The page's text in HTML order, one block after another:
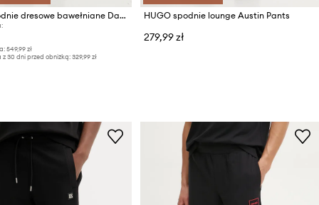
HUGO spodnie dresowe bawełniane Danopan
549,99 zł
z 30 dni przed obniżką: 329,99 zł
HUGO spodnie lounge Austin Pants
279,99 zł